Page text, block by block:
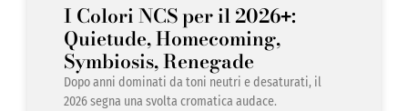
I Colori NCS per il 2026+:
Quietude, Homecoming,
Symbiosis, Renegade
Dopo anni dominati da toni neutri e desaturati, il
2026 segna una svolta cromatica audace.